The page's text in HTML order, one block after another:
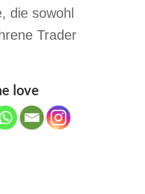
die sowohl
Trader
love